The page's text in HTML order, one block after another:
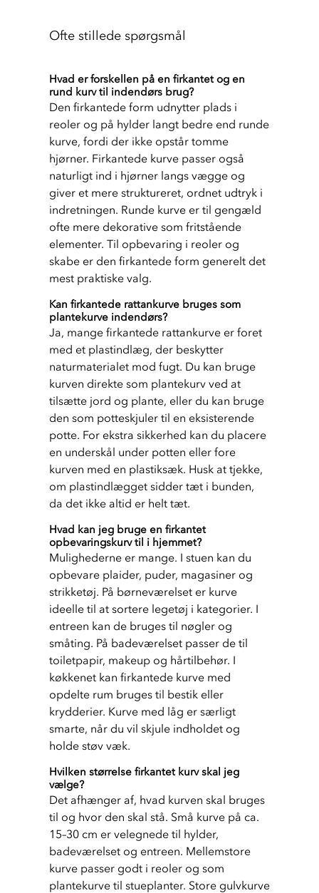
Ofte stillede spørgsmål
Hvad er forskellen på en firkantet og en
rund kurv til indendørs brug?
Den firkantede form udnytter plads i
reoler og på hylder langt bedre end runde
kurve, fordi der ikke opstår tomme
hjørner. Firkantede kurve passer også
naturligt ind i hjørner langs vægge og
giver et mere struktureret, ordnet udtryk i
indretningen. Runde kurve er til gengæld
ofte mere dekorative som fritstående
elementer. Til opbevaring i reoler og
skabe er den firkantede form generelt det
mest praktiske valg.
Kan firkantede rattankurve bruges som
plantekurve indendørs?
Ja, mange firkantede rattankurve er foret
med et plastindlæg, der beskytter
naturmaterialet mod fugt. Du kan bruge
kurven direkte som plantekurv ved at
tilsætte jord og plante, eller du kan bruge
den som potteskjuler til en eksisterende
potte. For ekstra sikkerhed kan du placere
en underskål under potten eller fore
kurven med en plastiksæk. Husk at tjekke,
om plastindlægget sidder tæt i bunden,
da det ikke altid er helt tæt.
Hvad kan jeg bruge en firkantet
opbevaringskurv til i hjemmet?
Mulighederne er mange. I stuen kan du
opbevare plaider, puder, magasiner og
strikketøj. På børneværelset er kurve
ideelle til at sortere legetøj i kategorier. I
entreen kan de bruges til nøgler og
småting. På badeværelset passer de til
toiletpapir, makeup og hårtilbehør. I
køkkenet kan firkantede kurve med
opdelte rum bruges til bestik eller
krydderier. Kurve med låg er særligt
smarte, når du vil skjule indholdet og
holde støv væk.
Hvilken størrelse firkantet kurv skal jeg
vælge?
Det afhænger af, hvad kurven skal bruges
til og hvor den skal stå. Små kurve på ca.
15–30 cm er velegnede til hylder,
badeværelset og entreen. Mellemstore
kurve passer godt i reoler og som
plantekurve til stueplanter. Store gulvkurve